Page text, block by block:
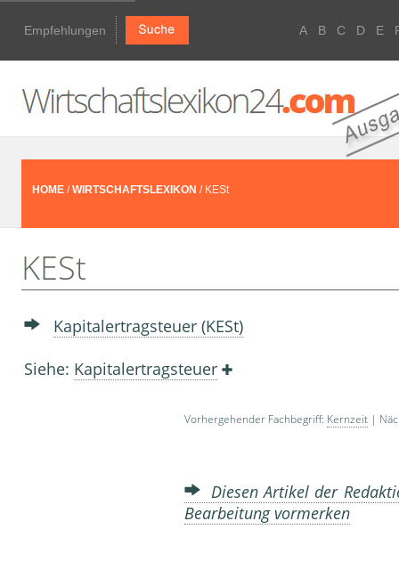
Empfehlungen A B C D E
HOME /WIRTSCHAFTSLEXIKON / KESt
KESt
Kapitalertragsteuer (KESt)
Siehe: Kapitalertragsteuer
Vorhergehender Fachbegriff: Kernzeit |
Diesen Artikel der
Bearbeitung vormerken